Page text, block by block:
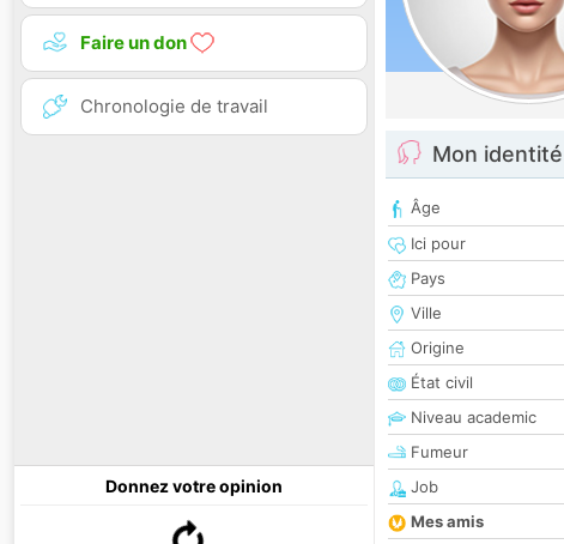
Faire un don
Chronologie de travail
Donnez votre opinion
Mon identité
Âge
Ici pour
Pays
Ville
Origine
État civil
Niveau academic
Fumeur
Job
Mes amis